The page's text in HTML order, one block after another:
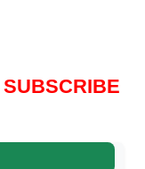
SUBSCRIBE